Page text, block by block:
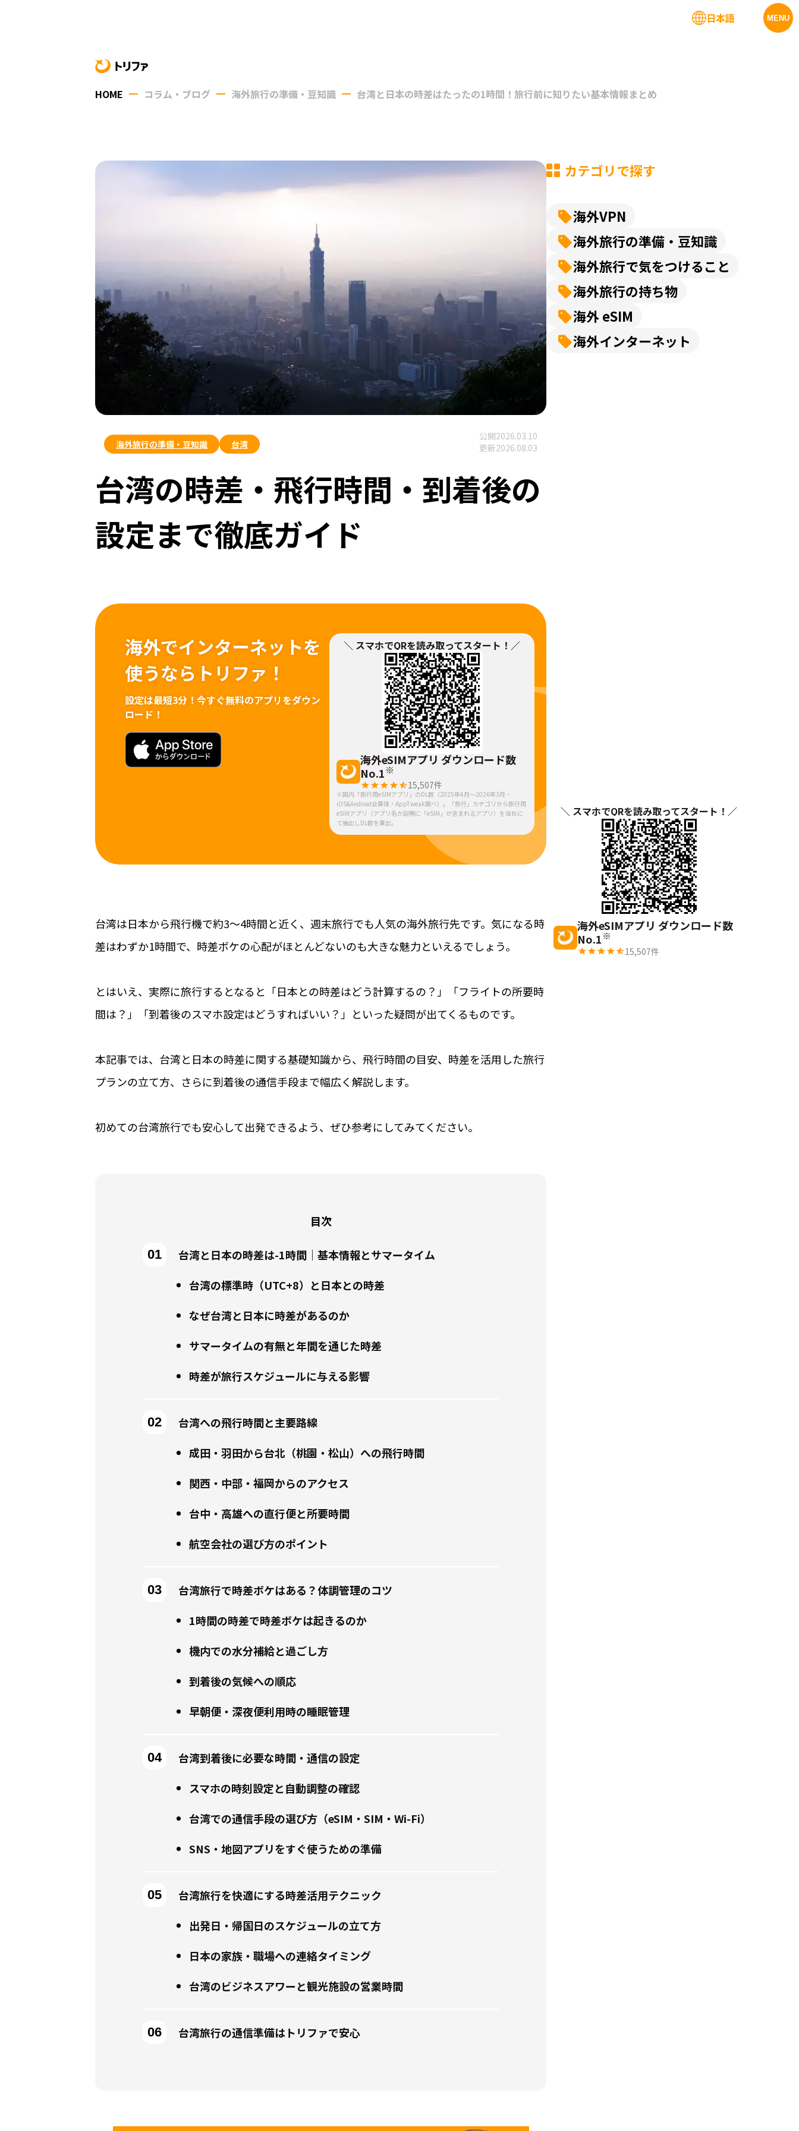
MENU
日本語
HOME コラム・ブログ 海外旅行の準備・豆知識 台湾と日本の時差はたったの1時間！旅行前に知りたい基本情報まとめ
海外旅行の準備・豆知識 台湾
公開2026.03.10
更新2026.08.03
台湾の時差・飛行時間・到着後の
設定まで徹底ガイド
海外でインターネットを
使うならトリファ！
設定は最短3分！ 今すぐ無料のアプリをダウン
ロード！
＼ スマホでQRを読み取ってスタート！／
海外eSIMアプリ ダウンロード数
No.1※
15,507件
※国内「旅行用eSIMアプリ」のDL数（2025年4月～2026年3月・
iOS&Android合算値・AppTweak調べ）。「旅行」カテゴリから旅行用
eSIMアプリ（アプリ名か説明に「eSIM」が含まれるアプリ）を当社に
て抽出しDL数を算出。
台湾は日本から飛行機で約3〜4時間と近く、週末旅行でも人気の海外旅行先です。気になる時
差はわずか1時間で、時差ボケの心配がほとんどないのも大きな魅力といえるでしょう。
とはいえ、実際に旅行するとなると「日本との時差はどう計算するの？」「フライトの所要時
間は？」「到着後のスマホ設定はどうすればいい？」といった疑問が出てくるものです。
本記事では、台湾と日本の時差に関する基礎知識から、飛行時間の目安、時差を活用した旅行
プランの立て方、さらに到着後の通信手段まで幅広く解説します。
初めての台湾旅行でも安心して出発できるよう、ぜひ参考にしてみてください。
目次
台湾と日本の時差は-1時間｜基本情報とサマータイム
台湾の標準時（UTC+8）と日本との時差
なぜ台湾と日本に時差があるのか
サマータイムの有無と年間を通じた時差
時差が旅行スケジュールに与える影響
台湾への飛行時間と主要路線
成田・羽田から台北（桃園・松山）への飛行時間
関西・中部・福岡からのアクセス
台中・高雄への直行便と所要時間
航空会社の選び方のポイント
台湾旅行で時差ボケはある？体調管理のコツ
1時間の時差で時差ボケは起きるのか
機内での水分補給と過ごし方
到着後の気候への順応
早朝便・深夜便利用時の睡眠管理
台湾到着後に必要な時間・通信の設定
スマホの時刻設定と自動調整の確認
台湾での通信手段の選び方（eSIM・SIM・Wi-Fi）
SNS・地図アプリをすぐ使うための準備
台湾旅行を快適にする時差活用テクニック
出発日・帰国日のスケジュールの立て方
日本の家族・職場への連絡タイミング
台湾のビジネスアワーと観光施設の営業時間
台湾旅行の通信準備はトリファで安心
カテゴリで探す
海外VPN
海外旅行の準備・豆知識
海外旅行で気をつけること
海外旅行の持ち物
海外 eSIM
海外インターネット
＼ スマホでQRを読み取ってスタート！／
海外eSIMアプリ ダウンロード数
No.1※
15,507件